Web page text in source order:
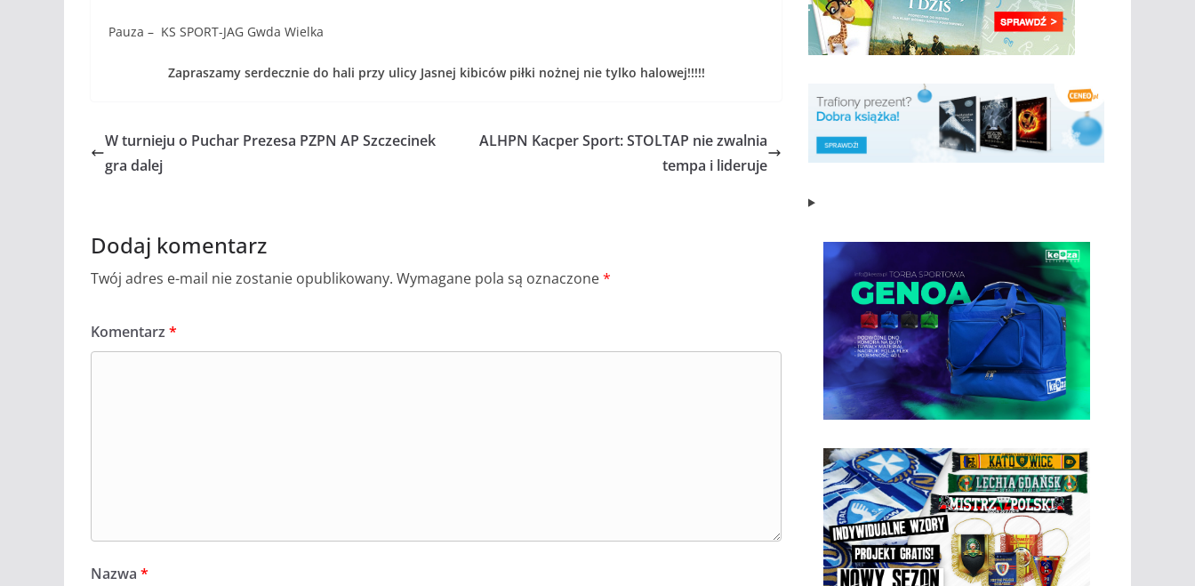
Pauza – KS SPORT-JAG Gwda Wielka
Zapraszamy serdecznie do hali przy ulicy Jasnej kibiców piłki nożnej nie tylko halowej!!!!!
W turnieju o Puchar Prezesa PZPN AP Szczecinek
gra dalej
ALHPN Kacper Sport: STOLTAP nie zwalnia
tempa i lideruje
Dodaj komentarz
Twój adres e-mail nie zostanie opublikowany. Wymagane pola są oznaczone*
Komentarz *
Nazwa *